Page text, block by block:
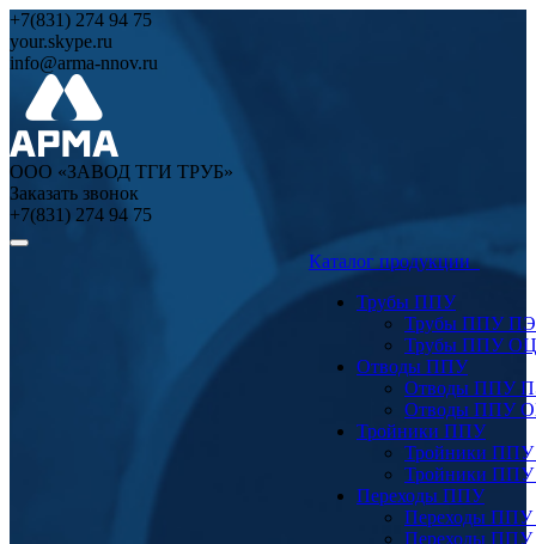
+7(831) 274 94 75
your.skype.ru
info@arma-nnov.ru
ООО «ЗАВОД ТГИ ТРУБ»
Заказать звонок
+7(831) 274 94 75
Каталог продукции
Трубы ППУ
Трубы ППУ ПЭ
Трубы ППУ ОЦ
Отводы ППУ
Отводы ППУ
Отводы ППУ
Тройники ППУ
Тройники
Тройники
Переходы ППУ
Переходы
Переходы